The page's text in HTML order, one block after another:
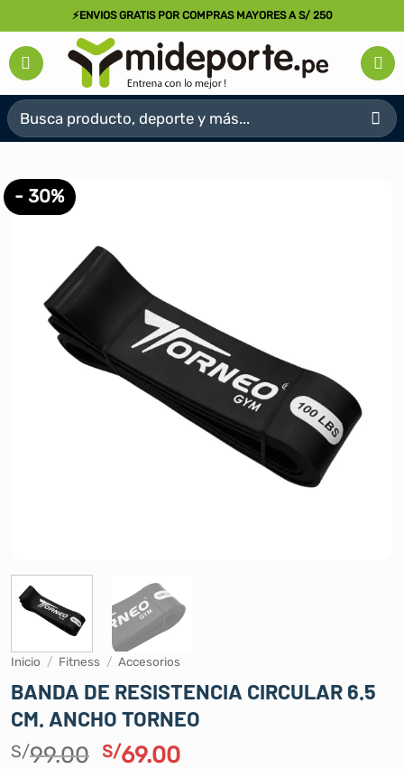
al
contenido
⚡ENVIOS GRATIS POR COMPRAS MAYORES A S/ 250
Buscar
por:
- 30%
Inicio / Fitness / Accesorios
BANDA DE RESISTENCIA CIRCULAR 6.5
CM. ANCHO TORNEO
S/99.00 El
S/69.00El